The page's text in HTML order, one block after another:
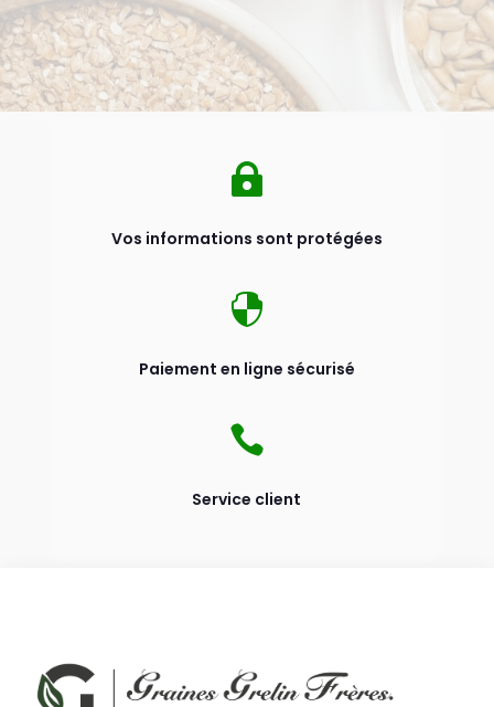

Vos informations sont protégées

Paiement en ligne sécurisé

Service client